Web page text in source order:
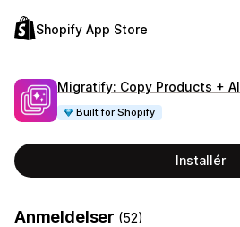
Shopify App Store
Migratify: Copy Products + AI
Built for Shopify
Installér
Anmeldelser (52)